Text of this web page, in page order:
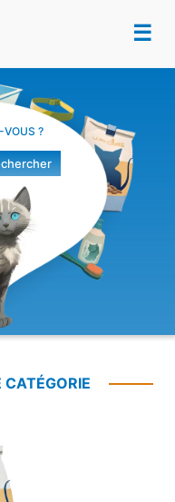
☰
VOUS ?
CATÉGORIE